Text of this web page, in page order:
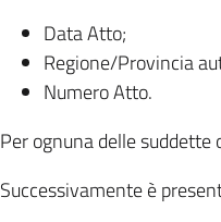
Data Atto;
Regione/Provincia
Numero Atto.
Per ognuna delle
Successivamente è